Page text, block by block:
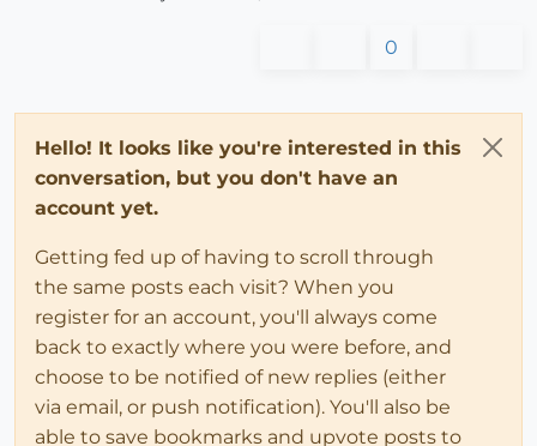
0
Hello! It looks like you're interested in this
conversation, but you don't have an
account yet.
Getting fed up of having to scroll through
the same posts each visit? When you
register for an account, you'll always come
back to exactly where you were before, and
choose to be notified of new replies (either
via email, or push notification). You'll also be
able to save bookmarks and upvote posts to